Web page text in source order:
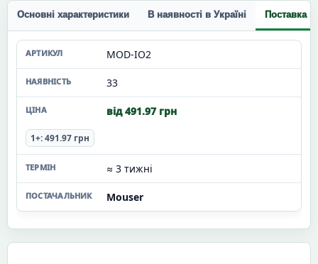
Основні характеристики В наявності в Україні Поставка
MOD-IO2
33
від 491.97 грн
1+: 491.97 грн
≈ 3 тижні
Mouser